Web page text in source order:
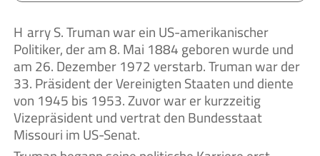
Harry S. Truman war ein US-amerikanischer
Politiker, der am 8. Mai 1884 geboren wurde und
am 26. Dezember 1972 verstarb. Truman war der
33. Präsident der Vereinigten Staaten und diente
von 1945 bis 1953. Zuvor war er kurzzeitig
Vizepräsident und vertrat den Bundesstaat
Missouri im US-Senat.